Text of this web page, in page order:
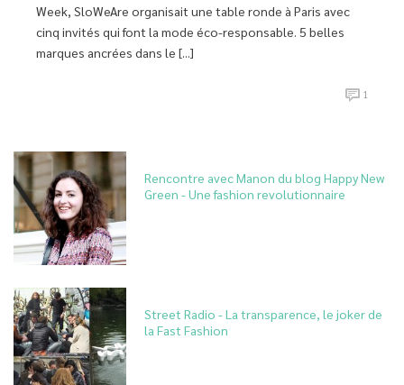
Week, SloWeAre organisait une table ronde à Paris avec
cinq invités qui font la mode éco-responsable. 5 belles
marques ancrées dans le [...]
1
Rencontre avec Manon du blog Happy New
Green - Une fashion revolutionnaire
Street Radio - La transparence, le joker de
la Fast Fashion